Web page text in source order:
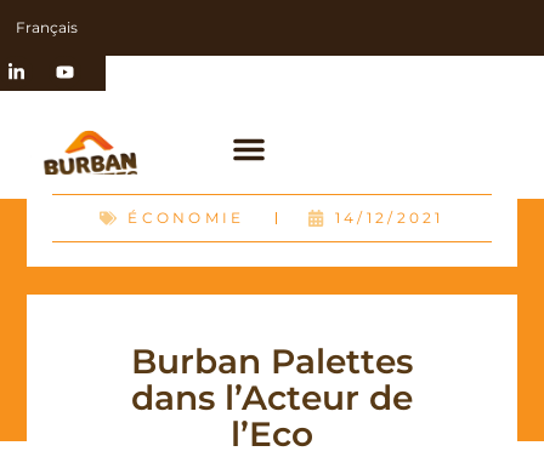
Français
ÉCONOMIE 14/12/2021
Burban Palettes
dans l’Acteur de
l’Eco